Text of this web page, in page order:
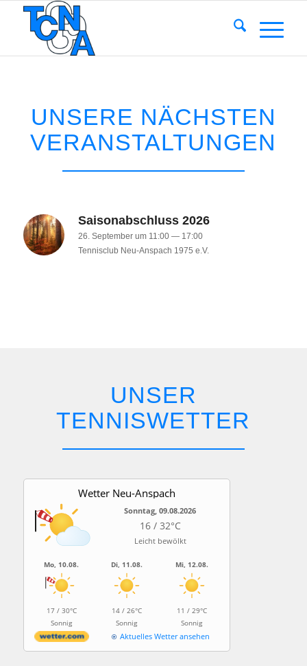
UNSERE NÄCHSTEN
VERANSTALTUNGEN
Saisonabschluss 2026
26. Sep­tem­ber um 11:00— 17:00
Ten­nis­club Neu-Anspach 1975 e.V.
UNSER
TENNISWETTER
Wet­ter Neu-Anspach
Sonntag, 09.08.2026
16 / 32°C
Leicht bewölkt
Mo, 10.08.
17 / 30°C
Sonnig
Di, 11.08.
14 / 26°C
Sonnig
Mi, 12.08.
11 / 29°C
Sonnig
Aktuelles Wetter ansehen